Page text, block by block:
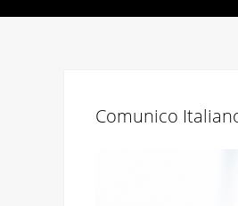
Comunico